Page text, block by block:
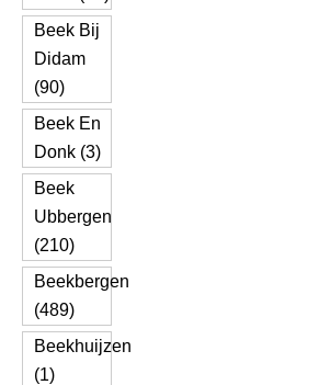
Beek Bij
Didam
(90)
Beek En
Donk (3)
Beek
Ubbergen
(210)
Beekbergen
(489)
Beekhuijzen
(1)